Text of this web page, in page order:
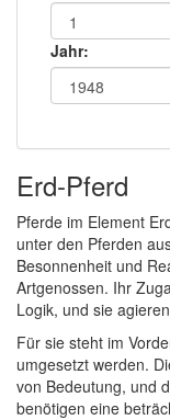
Jahr:
Erd-Pferd
Pferde im Element
unter den Pferden
Besonnenheit und
Artgenossen. Ihr
Logik, und sie
Für sie steht im
umgesetzt werden.
von Bedeutung, und
benötigen eine